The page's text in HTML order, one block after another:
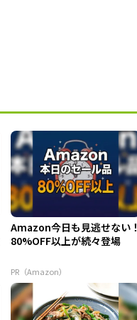
Amazon今日も見逃せない！
80%OFF以上が続々登場
PR（Amazon）